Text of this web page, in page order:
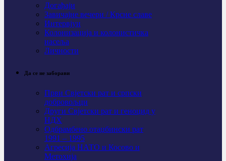
Догађаји
Завичајне вечери / Крсне славе
Интервјуи
Колонизација и колонистичка
насеља
Личности
Да се не заборави
Први Свјeтски рат и српски
добровољци
Други Свјетски рат и геноцид у
НДХ
Одбрамбено отаџбински рат
1991 – 1995
Агресија НАТО и Косово и
Метохија